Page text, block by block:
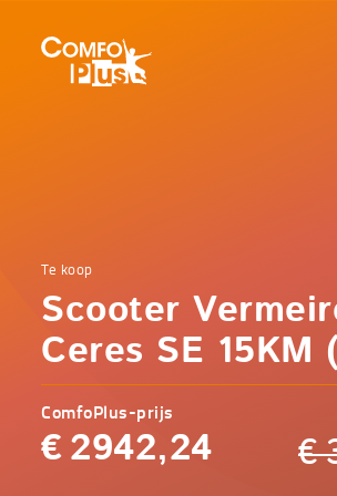
Home
Mobiliteit
Vermeiren
(50AH)
Comfoplus
-
Te koop
Scooter
Ceres SE 15KM
ComfoPlus-prijs
€ 2942,24 €
navigatieComfoPlus